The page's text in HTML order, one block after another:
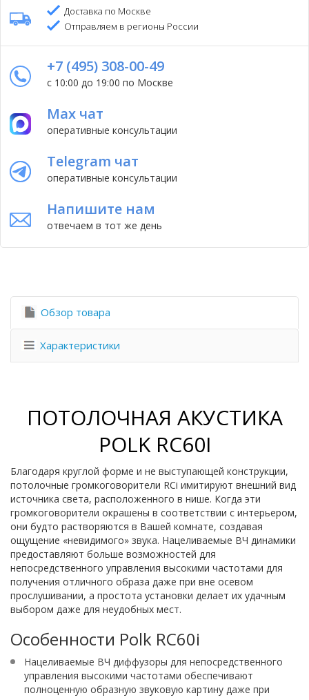
Доставка по Москве
Отправляем в регионы России
+7 (495) 308-00-49
с 10:00 до 19:00 по Москве
Max чат
оперативные консультации
Telegram чат
оперативные консультации
Напишите нам
отвечаем в тот же день
Обзор товара
Характеристики
ПОТОЛОЧНАЯ АКУСТИКА
POLK RC60I
Благодаря круглой форме и не выступающей конструкции,
потолочные громкоговорители RCi имитируют внешний вид
источника света, расположенного в нише. Когда эти
громкоговорители окрашены в соответствии с интерьером,
они будто растворяются в Вашей комнате, создавая
ощущение «невидимого» звука. Нацеливаемые ВЧ динамики
предоставляют больше возможностей для
непосредственного управления высокими частотами для
получения отличного образа даже при вне осевом
прослушивании, а простота установки делает их удачным
выбором даже для неудобных мест.
Особенности Polk RC60i
Нацеливаемые ВЧ диффузоры для непосредственного
управления высокими частотами обеспечивают
полноценную образную звуковую картину даже при